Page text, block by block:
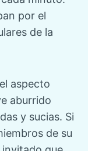
por el
de la
aspecto
aburrido
y sucias. Si
de su